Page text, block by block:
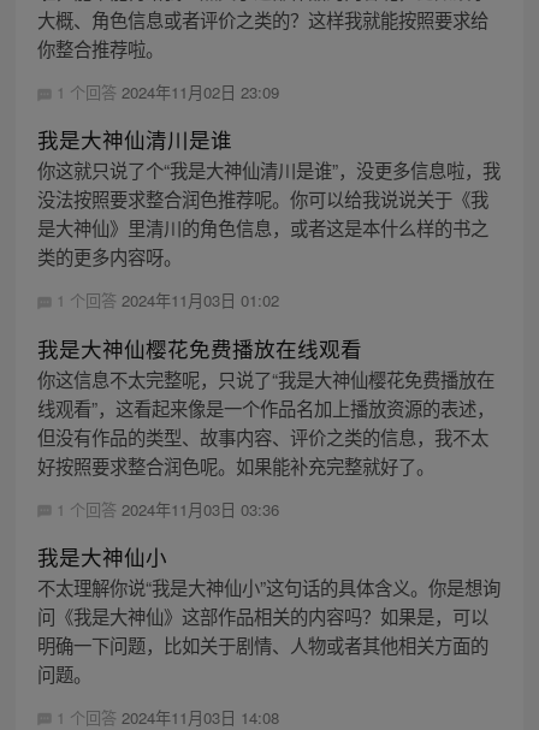
大概、角色信息或者评价之类的？这样我就能按照要求给
你整合推荐啦。
1 个回答 2024年11月02日 23:09
我是大神仙清川是谁
你这就只说了个“我是大神仙清川是谁”，没更多信息啦，我
没法按照要求整合润色推荐呢。你可以给我说说关于《我
是大神仙》里清川的角色信息，或者这是本什么样的书之
类的更多内容呀。
1 个回答 2024年11月03日 01:02
我是大神仙樱花免费播放在线观看
你这信息不太完整呢，只说了“我是大神仙樱花免费播放在
线观看”，这看起来像是一个作品名加上播放资源的表述，
但没有作品的类型、故事内容、评价之类的信息，我不太
好按照要求整合润色呢。如果能补充完整就好了。
1 个回答 2024年11月03日 03:36
我是大神仙小
不太理解你说“我是大神仙小”这句话的具体含义。你是想询
问《我是大神仙》这部作品相关的内容吗？如果是，可以
明确一下问题，比如关于剧情、人物或者其他相关方面的
问题。
1 个回答 2024年11月03日 14:08